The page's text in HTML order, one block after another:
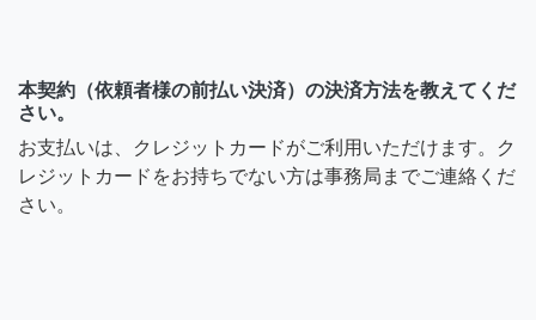
本契約（依頼者様の前払い決済）の決済方法を教えてくだ
さい。
お支払いは、クレジットカードがご利用いただけます。ク
レジットカードをお持ちでない方は事務局までご連絡くだ
さい。